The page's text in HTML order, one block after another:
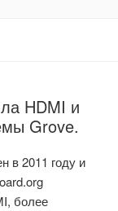
HDMI и
Grove.
в 2011 году и
более